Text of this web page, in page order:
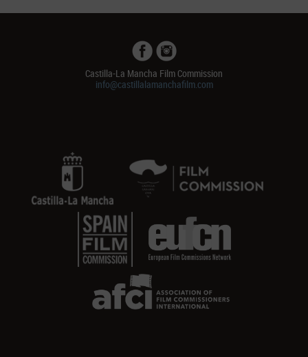
Castilla-La Mancha Film Commission
info@castillalamanchafilm.com